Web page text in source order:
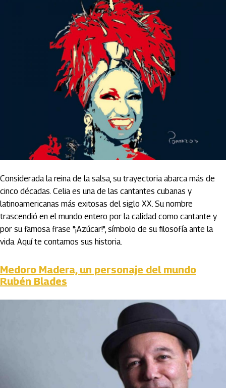
Considerada la reina de la salsa, su trayectoria abarca más de
cinco décadas. Celia es una de las cantantes cubanas y
latinoamericanas más exitosas del siglo XX. Su nombre
trascendió en el mundo entero por la calidad como cantante y
por su famosa frase "¡Azúcar!", símbolo de su filosofía ante la
vida. Aquí te contamos sus historia.
Medoro Madera, un personaje del mundo
Rubén Blades